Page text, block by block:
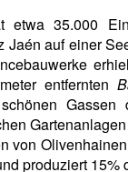
35.000
Jaén auf einer
entfernten
von
produziert 15%